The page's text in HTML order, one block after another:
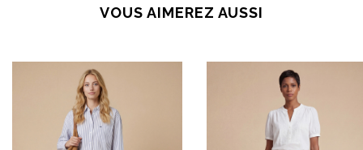
VOUS AIMEREZ AUSSI